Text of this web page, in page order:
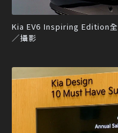
Kia EV6 Inspiring Edition
／攝影